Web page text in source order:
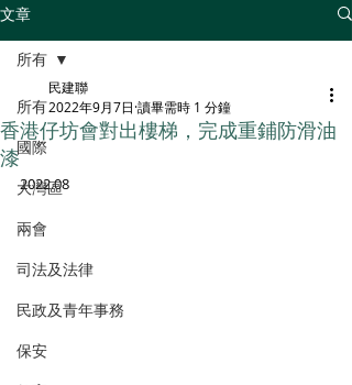
文章
所有
國際
大灣區
兩會
司法及法律
民政及青年事務
保安
所有
香港仔坊會對出樓梯，完成重鋪防滑油
漆
民建聯
2022年9月7日 讀畢需時 1 分鐘
2022.08